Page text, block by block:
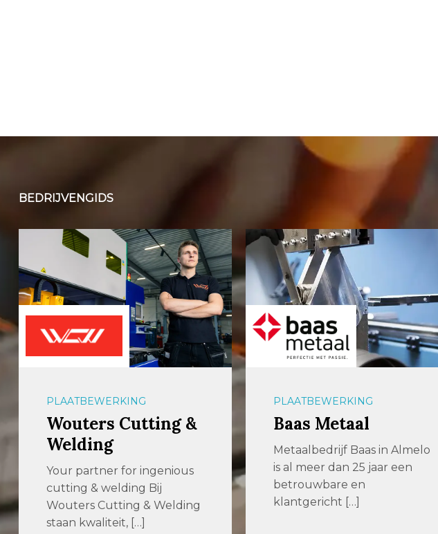
BEDRIJVENGIDS
PLAATBEWERKING
Wouters Cutting &
Welding
Your partner for ingenious
cutting & welding Bij
Wouters Cutting & Welding
staan kwaliteit, […]
PLAATBEWERKING
Baas Metaal
Metaalbedrijf Baas in Almelo
is al meer dan 25 jaar een
betrouwbare en
klantgericht […]